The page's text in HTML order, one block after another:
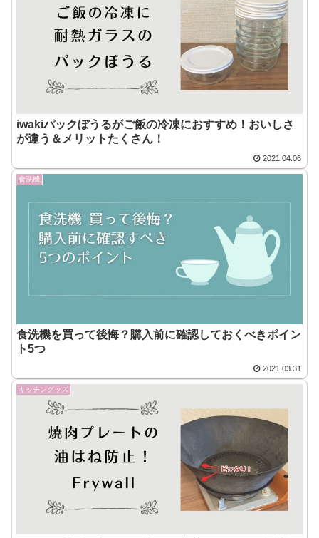
iwakiパックぼうるがご飯の冷凍におすすめ！おいしさ
が違う＆メリットたくさん！
2021.04.06
食洗機
食洗機を買って後悔？購入前に確認しておくべきポイン
ト5つ
2021.03.31
キッチングッズ